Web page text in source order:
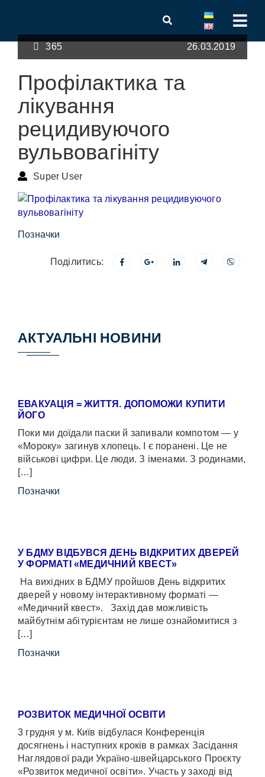
365 26.03.2019
Профілактика та
лікування
рецидивуючого
вульвовагініту
Super User
Позначки
Поділитись:
АКТУАЛЬНІ НОВИНИ
ЕВАКУАЦІЯ = ЖИТТЯ. ДОПОМОЖИ КУПИТИ
ЙОГО
Поки ми доїдали паски й запивали компотом — у
«Мороку» загинув хлопець. І є поранені. Це не
військові цифри. Це люди. З іменами. З родинами,
[…]
Позначки
У БДМУ ВІДБУВСЯ ДЕНЬ ВІДКРИТИХ ДВЕРЕЙ
У ФОРМАТІ «МЕДИЧНИЙ КВЕСТ»
На вихідних в БДМУ пройшов День відкритих
дверей у новому інтерактивному форматі —
«Медичний квест». Захід дав можливість
майбутнім абітурієнтам не лише ознайомитися з
[…]
Позначки
РОЗВИТОК МЕДИЧНОЇ ОСВІТИ
3 грудня у м. Київ відбулася Конференція
досягнень і наступних кроків в рамках Засідання
Наглядової ради Україно-швейцарського Проєкту
«Розвиток медичної освіти». Участь у заході від